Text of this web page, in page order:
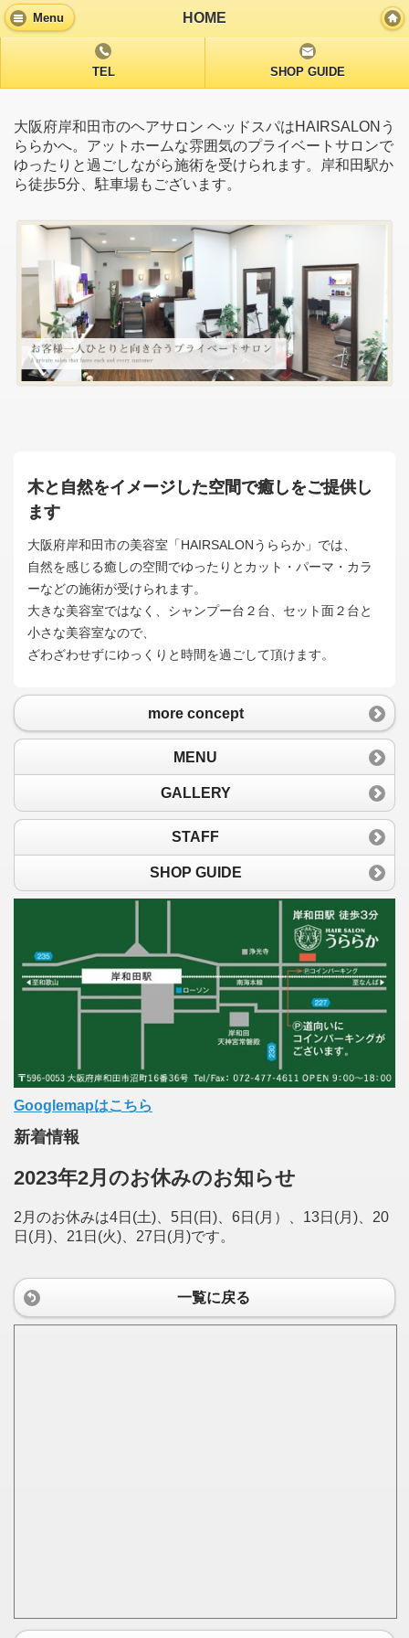
Menu HOME
TEL SHOP GUIDE
大阪府岸和田市のヘアサロン ヘッドスパはHAIRSALONう
ららかへ。アットホームな雰囲気のプライベートサロンで
ゆったりと過ごしながら施術を受けられます。岸和田駅か
ら徒歩5分、駐車場もございます。
木と自然をイメージした空間で癒しをご提供し
ます
大阪府岸和田市の美容室「HAIRSALONうららか」では、
自然を感じる癒しの空間でゆったりとカット・パーマ・カラ
ーなどの施術が受けられます。
大きな美容室ではなく、シャンプー台２台、セット面２台と
小さな美容室なので、
ざわざわせずにゆっくりと時間を過ごして頂けます。
more concept
MENU
GALLERY
STAFF
SHOP GUIDE
Googlemapはこちら
新着情報
2023年2月のお休みのお知らせ
2月のお休みは4日(土)、5日(日)、6日(月）、13日(月)、20
日(月)、21日(火)、27日(月)です。
一覧に戻る